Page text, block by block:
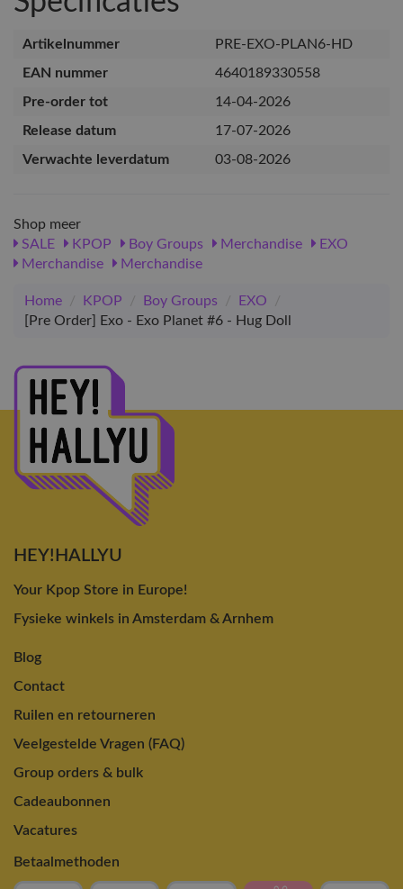
Artikelnummer
PRE-EXO-PLAN6-HD
EAN nummer
4640189330558
Pre-order tot
14-04-2026
Release datum
17-07-2026
Verwachte leverdatum
03-08-2026
Shop meer
SALE
KPOP Boy Groups Merchandise
EXO
Merchandise
Merchandise
Home / KPOP / Boy Groups / EXO
/
[Pre Order] Exo - Exo Planet #6 - Hug Doll
HEY!HALLYU
Your Kpop Store in Europe!
Fysieke winkels in Amsterdam & Arnhem
Blog
Contact
Ruilen en retourneren
Veelgestelde Vragen (FAQ)
Group orders & bulk
Cadeaubonnen
Vacatures
Betaalmethoden